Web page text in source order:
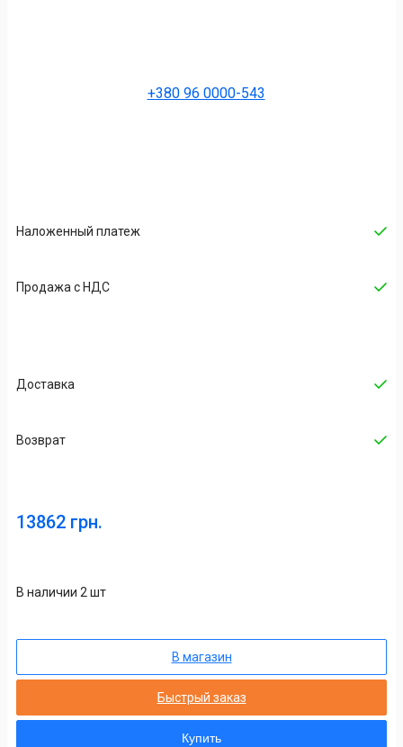
+380 96 0000-543
Наложенный платеж
Продажа с НДС
Доставка
Возврат
13862 грн.
В наличии 2 шт
В магазин
Быстрый заказ
Купить